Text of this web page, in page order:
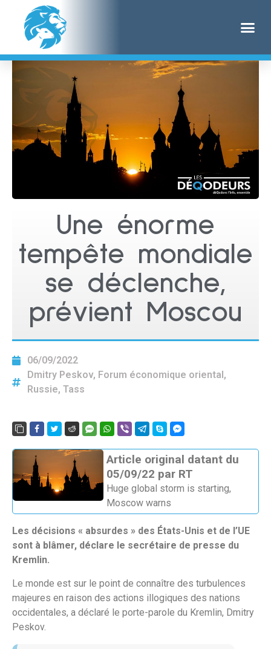
Une énorme
tempête mondiale
se déclenche,
prévient Moscou
06/09/2022
Dmitry Peskov, Forum économique oriental ,
Russie, Tass
Article original datant du
05/09/22 par RT
Huge global storm is starting,
Moscow warns
Les décisions « absurdes » des États-Unis et de l’UE
sont à blâmer, déclare le secrétaire de presse du
Kremlin.
Le monde est sur le point de connaître des turbulences
majeures en raison des actions illogiques des nations
occidentales, a déclaré le porte-parole du Kremlin, Dmitry
Peskov.